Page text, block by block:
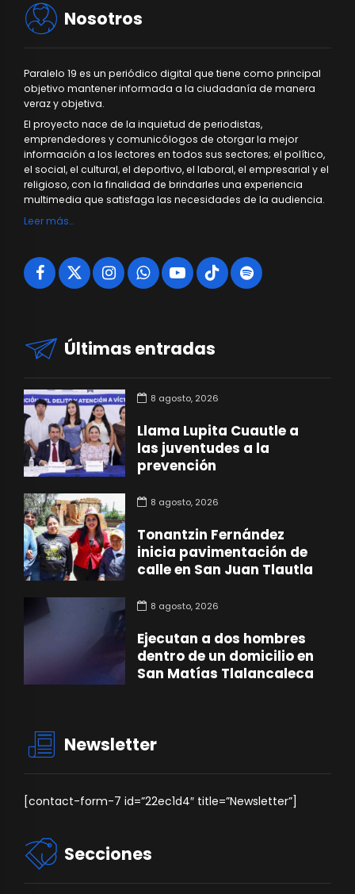
Nosotros
Paralelo 19 es un periódico digital que tiene como principal
objetivo mantener informada a la ciudadanía de manera
veraz y objetiva.
El proyecto nace de la inquietud de periodistas,
emprendedores y comunicólogos de otorgar la mejor
información a los lectores en todos sus sectores; el político,
el social, el cultural, el deportivo, el laboral, el empresarial y el
religioso, con la finalidad de brindarles una experiencia
multimedia que satisfaga las necesidades de la audiencia.
Leer más…
Últimas entradas
8 agosto, 2026
Llama Lupita Cuautle a
las juventudes a la
prevención
8 agosto, 2026
Tonantzin Fernández
inicia pavimentación de
calle en San Juan Tlautla
8 agosto, 2026
Ejecutan a dos hombres
dentro de un domicilio en
San Matías Tlalancaleca
Newsletter
[contact-form-7 id=”22ec1d4″ title=”Newsletter”]
Secciones